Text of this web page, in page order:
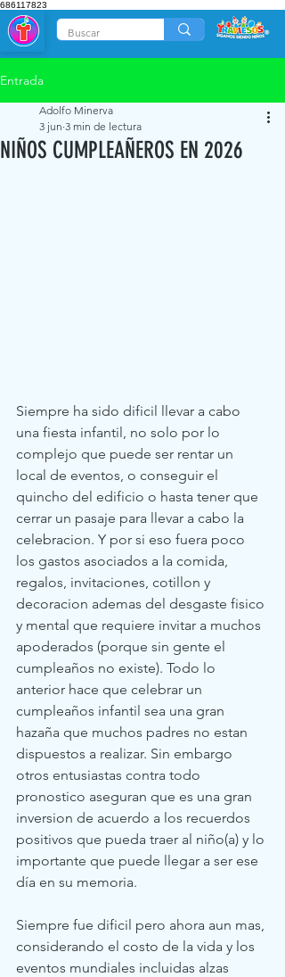
686117823
Entrada
NIÑOS CUMPLEAÑEROS EN 2026
Adolfo Minerva
3 jun 3 min de lectura
Siempre ha sido dificil llevar a cabo
una fiesta infantil, no solo por lo
complejo que puede ser rentar un
local de eventos, o conseguir el
quincho del edificio o hasta tener que
cerrar un pasaje para llevar a cabo la
celebracion. Y por si eso fuera poco
los gastos asociados a la comida,
regalos, invitaciones, cotillon y
decoracion ademas del desgaste fisico
y mental que requiere invitar a muchos
apoderados (porque sin gente el
cumpleaños no existe). Todo lo
anterior hace que celebrar un
cumpleaños infantil sea una gran
hazaña que muchos padres no estan
dispuestos a realizar. Sin embargo
otros entusiastas contra todo
pronostico aseguran que es una gran
inversion de acuerdo a los recuerdos
positivos que pueda traer al niño(a) y lo
importante que puede llegar a ser ese
día en su memoria.
Siempre fue dificil pero ahora aun mas,
considerando el costo de la vida y los
eventos mundiales incluidas alzas